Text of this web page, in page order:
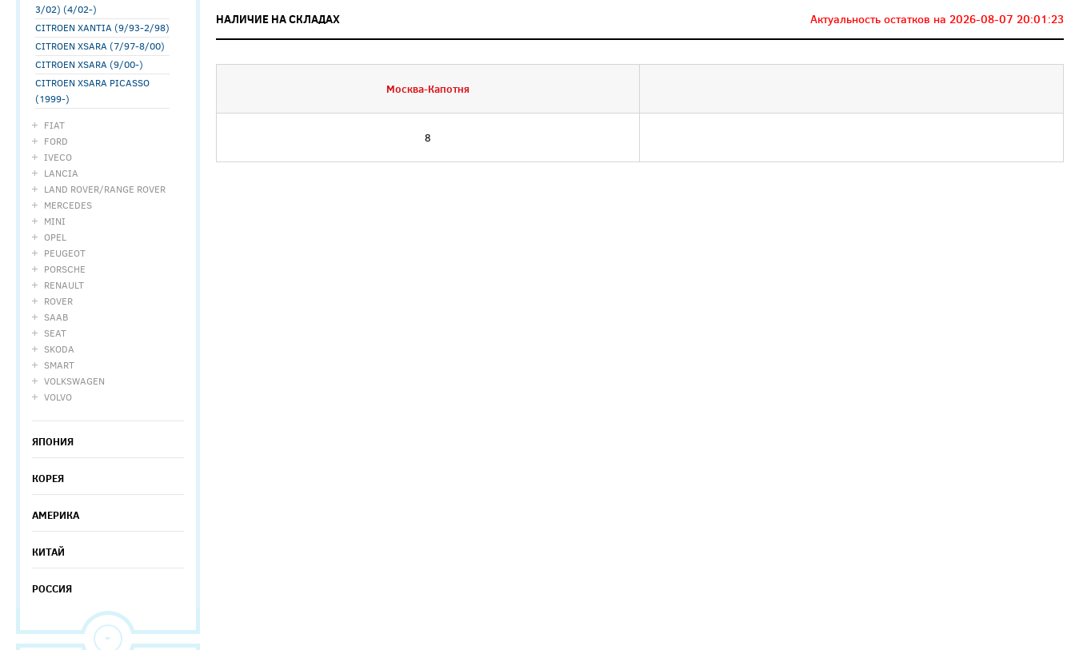
3/02) (4/02-)
CITROEN XANTIA (9/93-2/98)
CITROEN XSARA (7/97-8/00)
CITROEN XSARA (9/00-)
CITROEN XSARA PICASSO
(1999-)
FIAT
FORD
IVECO
LANCIA
LAND ROVER/RANGE ROVER
MERCEDES
MINI
OPEL
PEUGEOT
PORSCHE
RENAULT
ROVER
SAAB
SEAT
SKODA
SMART
VOLKSWAGEN
VOLVO
ЯПОНИЯ
КОРЕЯ
АМЕРИКА
КИТАЙ
РОССИЯ
НАЛИЧИЕ НА СКЛАДАХ Актуальность остатков на 2026-08-07 20:01:23
Москва-Капотня
8